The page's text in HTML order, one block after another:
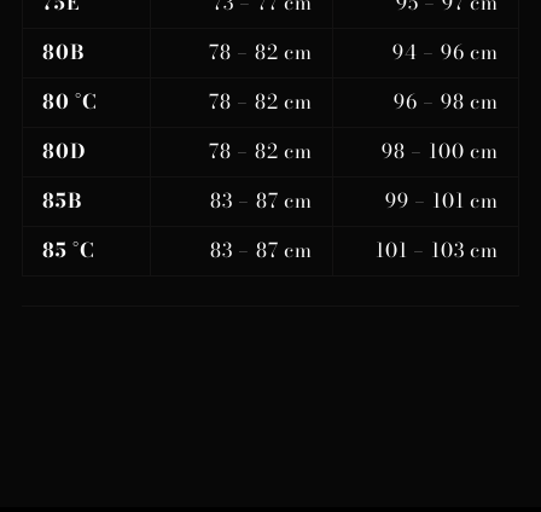
80B
78 – 82 cm
94 – 96 cm
80 °C
78 – 82 cm
96 – 98 cm
80D
78 – 82 cm
98 – 100 cm
85B
83 – 87 cm
99 – 101 cm
85 °C
83 – 87 cm 101 – 103 cm